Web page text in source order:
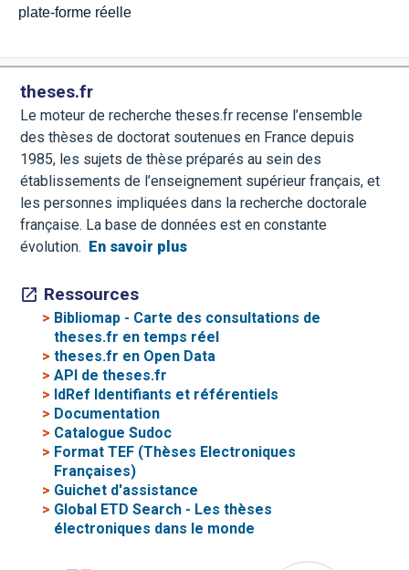
plate-forme réelle
theses.fr
Le moteur de recherche theses.fr recense l’ensemble
des thèses de doctorat soutenues en France depuis
1985, les sujets de thèse préparés au sein des
établissements de l’enseignement supérieur français, et
les personnes impliquées dans la recherche doctorale
française. La base de données est en constante
évolution.
En savoir plus
Ressources
> Bibliomap - Carte des consultations de
theses.fr en temps réel
>theses.fr en Open Data
>API de theses.fr
> IdRef Identifiants et référentiels
> Documentation
> Catalogue Sudoc
> Format TEF (Thèses Electroniques
Françaises)
> Guichet d'assistance
> Global ETD Search - Les thèses
électroniques dans le monde